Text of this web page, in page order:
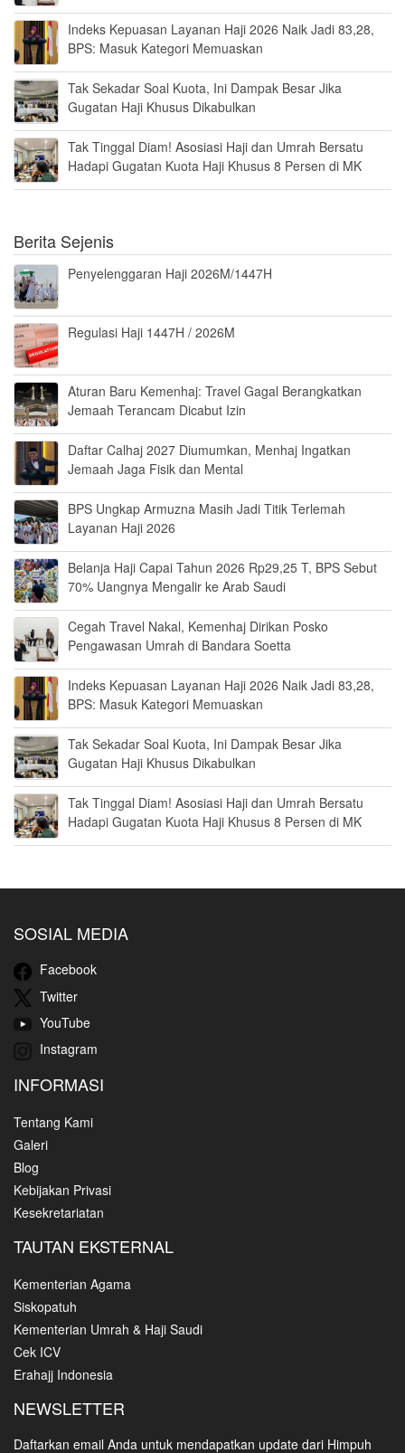
Indeks Kepuasan Layanan Haji 2026 Naik Jadi 83,28,
BPS: Masuk Kategori Memuaskan
Tak Sekadar Soal Kuota, Ini Dampak Besar Jika
Gugatan Haji Khusus Dikabulkan
Tak Tinggal Diam! Asosiasi Haji dan Umrah Bersatu
Hadapi Gugatan Kuota Haji Khusus 8 Persen di MK
Berita Sejenis
Penyelenggaran Haji 2026M/1447H
Regulasi Haji 1447H / 2026M
Aturan Baru Kemenhaj: Travel Gagal Berangkatkan
Jemaah Terancam Dicabut Izin
Daftar Calhaj 2027 Diumumkan, Menhaj Ingatkan
Jemaah Jaga Fisik dan Mental
BPS Ungkap Armuzna Masih Jadi Titik Terlemah
Layanan Haji 2026
Belanja Haji Capai Tahun 2026 Rp29,25 T, BPS Sebut
70% Uangnya Mengalir ke Arab Saudi
Cegah Travel Nakal, Kemenhaj Dirikan Posko
Pengawasan Umrah di Bandara Soetta
Indeks Kepuasan Layanan Haji 2026 Naik Jadi 83,28,
BPS: Masuk Kategori Memuaskan
Tak Sekadar Soal Kuota, Ini Dampak Besar Jika
Gugatan Haji Khusus Dikabulkan
Tak Tinggal Diam! Asosiasi Haji dan Umrah Bersatu
Hadapi Gugatan Kuota Haji Khusus 8 Persen di MK
SOSIAL MEDIA
Facebook
Twitter
YouTube
Instagram
INFORMASI
Tentang Kami
Galeri
Blog
Kebijakan Privasi
Kesekretariatan
TAUTAN EKSTERNAL
Kementerian Agama
Siskopatuh
Kementerian Umrah & Haji Saudi
Cek ICV
Erahajj Indonesia
NEWSLETTER
Daftarkan email Anda untuk mendapatkan update dari Himpuh